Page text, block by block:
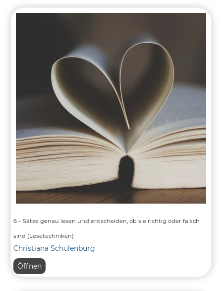
zu
(Lesetechniken)
6 – Sätze genau lesen und entscheiden, ob sie richtig oder falsch
sind (Lesetechniken)
Christiana Schulenburg
Öffnen6
–